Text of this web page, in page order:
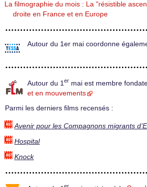
La filmographie du mois : La "résistible
droite en France et en Europe
Autour du 1er mai coordonne
Autour du 1 er mai est membre
et en mouvements
Parmi les derniers films recensés :
Avenir pour les Compagnons migrants
Hospital
Knock
er